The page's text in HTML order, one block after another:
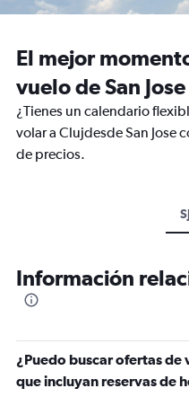
El mejor
vuelo de San
¿Tienes un calendario
volar a Clujdesde San Jose
de precios.
Información
¿Puedo buscar ofertas de
que incluyan reservas de